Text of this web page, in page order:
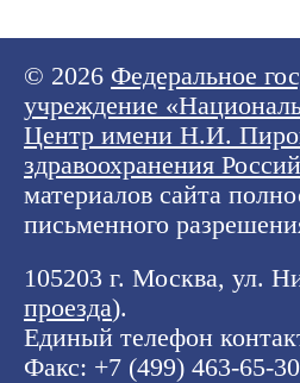
© 2026 Федеральное
учреждение
Центр имени Н.И.
здравоохранения
материалов сайта
письменного
105203 г. Москва, ул.
проезда).
Единый телефон
Факс: +7 (499) 463-65-